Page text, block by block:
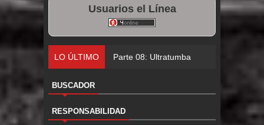
Usuarios el Línea
LO ÚLTIMO Parte 08: Ultratumba
BUSCADOR
RESPONSABILIDAD